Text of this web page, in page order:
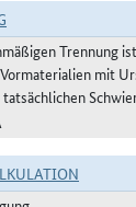
Trennung
mit